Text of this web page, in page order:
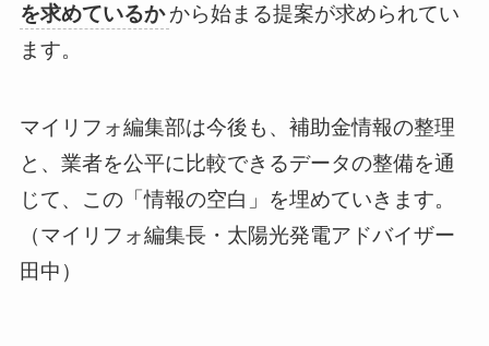
を求めているか から始まる提案が求められてい
ます。
マイリフォ編集部は今後も、補助金情報の整理
と、業者を公平に比較できるデータの整備を通
じて、この「情報の空白」を埋めていきます。
（マイリフォ編集長・太陽光発電アドバイザー
田中）